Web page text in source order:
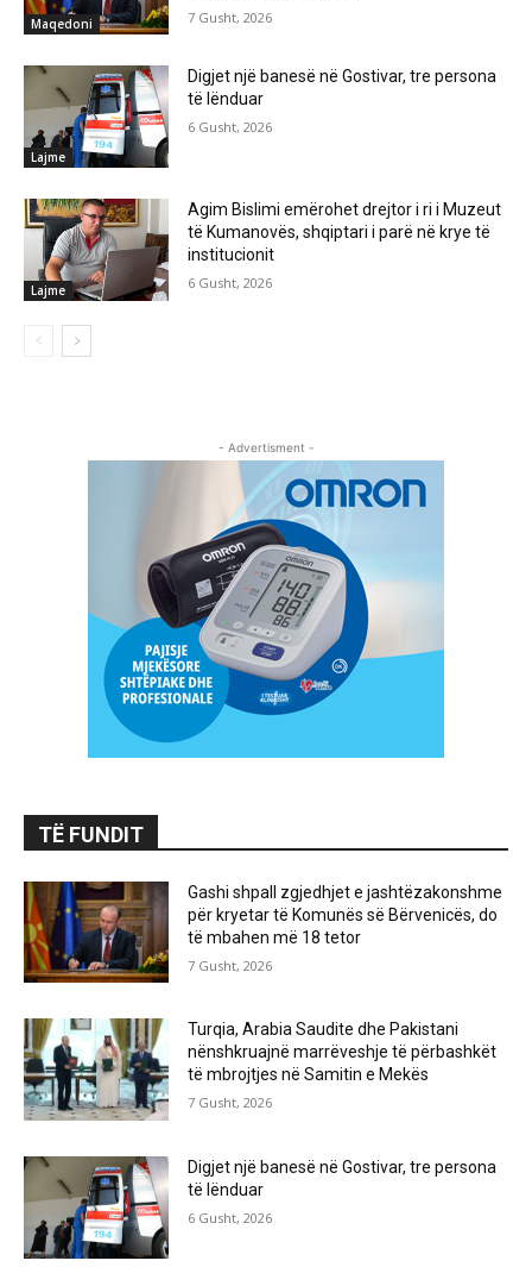
Maqedoni 7 Gusht, 2026
Lajme
Digjet një banesë në Gostivar, tre persona
të lënduar
6 Gusht, 2026
Lajme
Agim Bislimi emërohet drejtor i ri i Muzeut
të Kumanovës, shqiptari i parë në krye të
institucionit
6 Gusht, 2026
- Advertisment -
TË FUNDIT
Gashi shpall zgjedhjet e jashtëzakonshme
për kryetar të Komunës së Bërvenicës, do
të mbahen më 18 tetor
7 Gusht, 2026
Turqia, Arabia Saudite dhe Pakistani
nënshkruajnë marrëveshje të përbashkët
të mbrojtjes në Samitin e Mekës
7 Gusht, 2026
Digjet një banesë në Gostivar, tre persona
të lënduar
6 Gusht, 2026